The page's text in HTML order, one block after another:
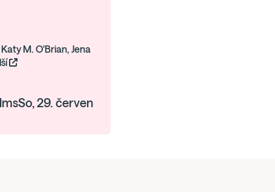
M. O'Brian, Jena
29. červen